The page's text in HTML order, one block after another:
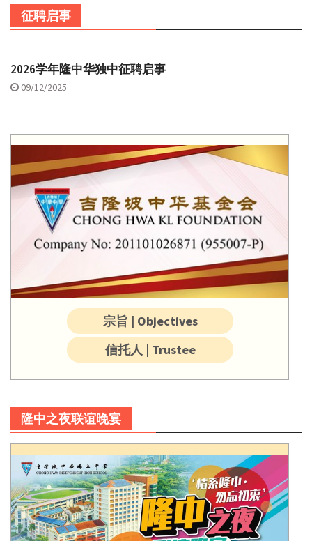
征聘启事
2026学年隆中华独中征聘启事
09/12/2025
宗旨 | Objectives
信托人 | Trustee
隆中之夜联谊晚宴